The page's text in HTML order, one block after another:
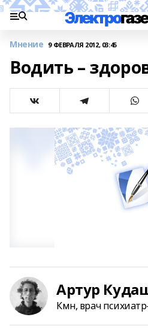
Мнение 9 ФЕВРАЛЯ 2012, 03:45
Водить –
Артур
Кмн, врач